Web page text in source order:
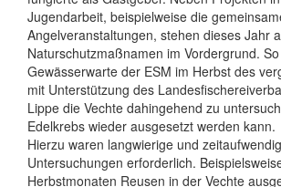
Jugendarbeit, beispielweise die
Angelveranstaltungen, stehen dieses Jahr
Naturschutzmaßnamen im Vordergrund.
Gewässerwarte der ESM im Herbst des
mit Unterstützung des
Lippe die Vechte dahingehend zu
Edelkrebs wieder ausgesetzt werden kann.
Hierzu waren langwierige und
Untersuchungen erforderlich.
Herbstmonaten Reusen in der Vechte